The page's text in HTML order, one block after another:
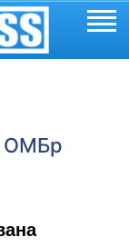
ОМБр